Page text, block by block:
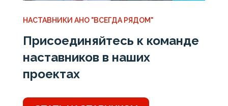
НАСТАВНИКИ АНО "ВСЕГДА РЯДОМ"
Присоединяйтесь к команде
наставников в наших
проектах